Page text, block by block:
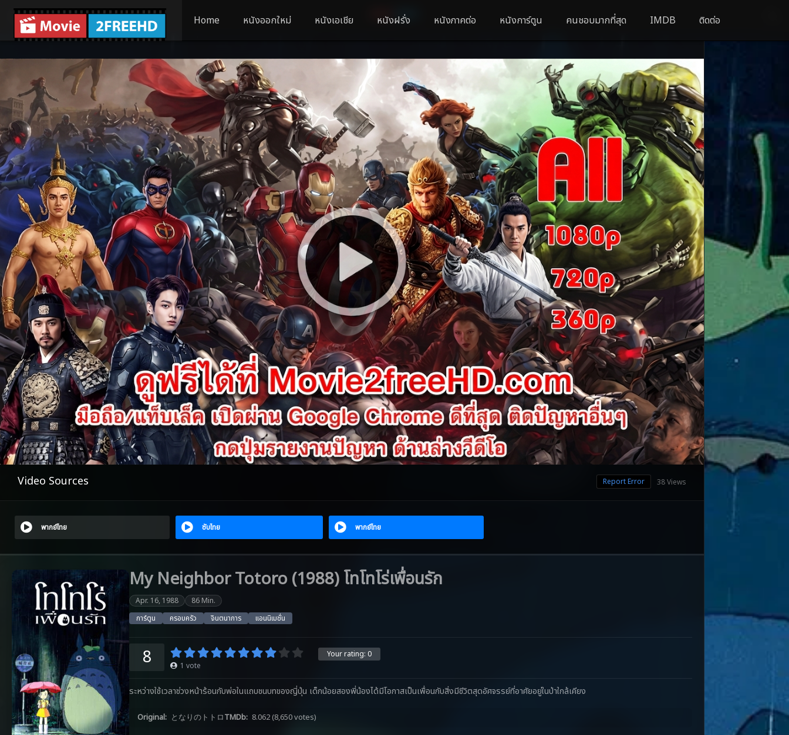
Home หนังออกใหม่ หนังเอเชีย หนังฝรั่ง หนังภาคต่อ หนังการ์ตูน คนชอบมากที่สุด IMDB ติดต่อ
Video Sources 38 Views
Report Error
พากย์ไทย ซับไทย พากย์ไทย
My Neighbor Totoro (1988) โทโทโร่เพื่อนรัก
Apr. 16, 1988
86 Min.
การ์ตูน
ครอบครัว จินตนาการ แอนนิเมชั่น
Your rating: 0
8 1 vote
ระหว่างใช้เวลาช่วงหน้าร้อนกับพ่อในแถบชนบทของญี่ปุ่น เด็กน้อยสองพี่น้องได้มีโอกาสเป็นเพื่อนกับสิ่งมีชีวิตสุดอัศจรรย์ที่อาศัยอยู่ในป่าใกล้เคียง
Original: となりのトトロTMDb: 8.062 (8,650 votes)